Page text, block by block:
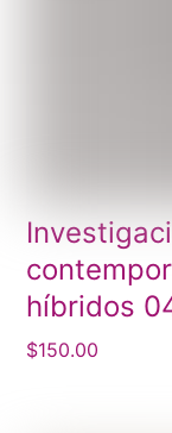
híbridos
$150.00